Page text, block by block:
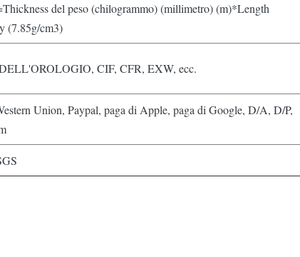
del peso (chilogrammo) (millimetro) (m)*Length
(7.85g/cm3)
CIF, CFR, EXW, ecc.
Union, Paypal, paga di Apple, paga di Google, D/A, D/P,